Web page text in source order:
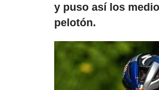
y puso así los
pelotón.